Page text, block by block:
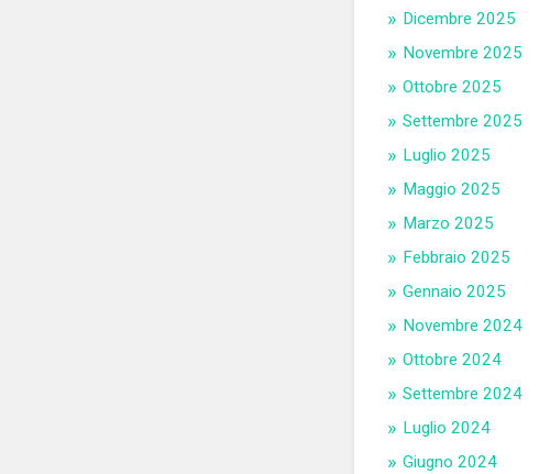
Dicembre 2025
Novembre 2025
Ottobre 2025
Settembre 2025
Luglio 2025
Maggio 2025
Marzo 2025
Febbraio 2025
Gennaio 2025
Novembre 2024
Ottobre 2024
Settembre 2024
Luglio 2024
Giugno 2024